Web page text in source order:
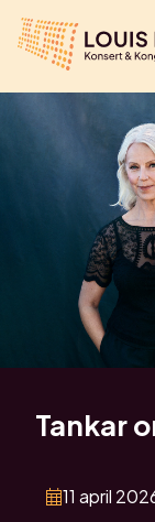
Tankar
11 april